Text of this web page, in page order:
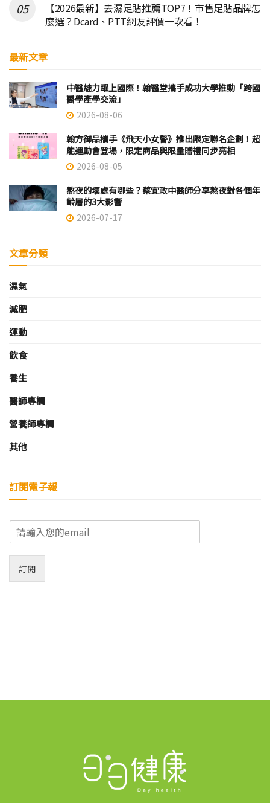
【2026最新】去濕足貼推薦TOP7！市售足貼品牌怎
麼選？Dcard、PTT網友評價一次看！
最新文章
中醫魅力躍上國際！翰醫堂攜手成功大學推動「跨國
醫學產學交流」
2026-08-06
翰方御品攜手《飛天小女警》推出限定聯名企劃！超
能運動會登場，限定商品與限量贈禮同步亮相
2026-08-05
熬夜的壞處有哪些？蔡宜政中醫師分享熬夜對各個年
齡層的3大影響
2026-07-17
文章分類
濕氣
減肥
運動
飲食
養生
醫師專欄
營養師專欄
其他
訂閱電子報
E
m
*
訂閱